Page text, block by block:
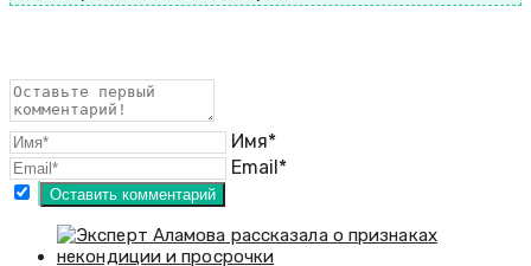
Имя*
Email*